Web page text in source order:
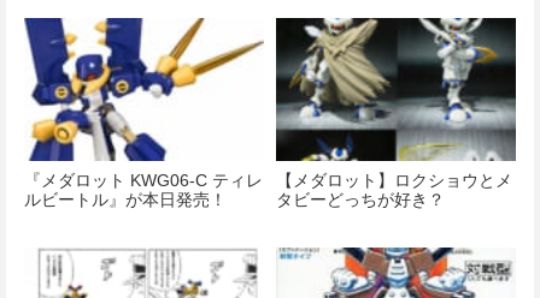
『メダロット KWG06-C ティレ
ルビートル』が本日発売！
【メダロット】ロクショウとメ
タビーどっちが好き？